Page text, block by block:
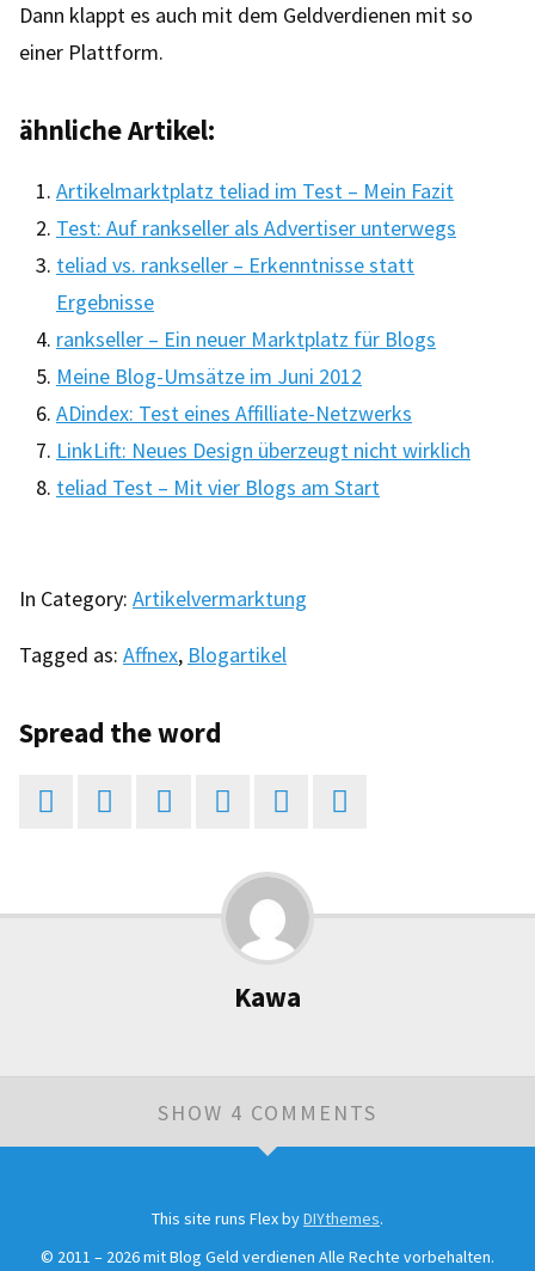
Dann klappt es auch mit dem Geldverdienen mit so
einer Plattform.
ähnliche Artikel:
Artikelmarktplatz teliad im Test – Mein Fazit
Test: Auf rankseller als Advertiser unterwegs
teliad vs. rankseller – Erkenntnisse statt
Ergebnisse
rankseller – Ein neuer Marktplatz für Blogs
Meine Blog-Umsätze im Juni 2012
ADindex: Test eines Affilliate-Netzwerks
LinkLift: Neues Design überzeugt nicht wirklich
teliad Test – Mit vier Blogs am Start
In Category: Artikelvermarktung
Tagged as: Affnex, Blogartikel
Spread the word
     
Kawa
SHOW 4 COMMENTS
Leave a CommentThis site runs Flex byDIYthemes.
© 2011 – 2026mit Blog Geld verdienen Alle Rechte vorbehalten.